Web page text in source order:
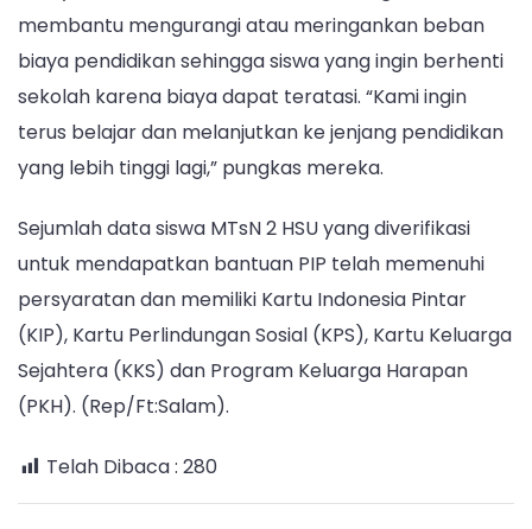
membantu mengurangi atau meringankan beban
biaya pendidikan sehingga siswa yang ingin berhenti
sekolah karena biaya dapat teratasi. “Kami ingin
terus belajar dan melanjutkan ke jenjang pendidikan
yang lebih tinggi lagi,” pungkas mereka.
Sejumlah data siswa MTsN 2 HSU yang diverifikasi
untuk mendapatkan bantuan PIP telah memenuhi
persyaratan dan memiliki Kartu Indonesia Pintar
(KIP), Kartu Perlindungan Sosial (KPS), Kartu Keluarga
Sejahtera (KKS) dan Program Keluarga Harapan
(PKH). (Rep/Ft:Salam).
Telah Dibaca : 280